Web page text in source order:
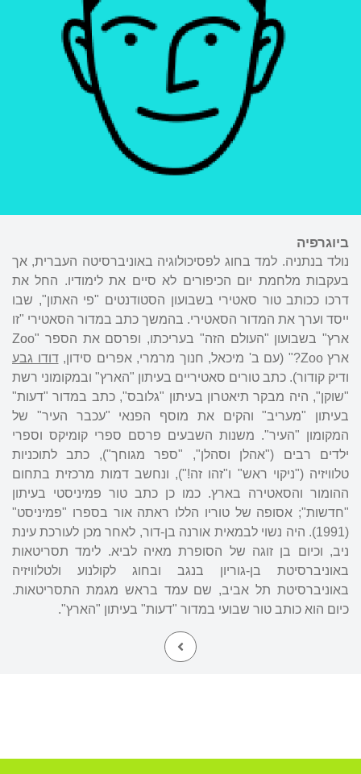
ביוגרפיה
נולד בנתניה. למד בחוג לפסיכולוגיה באוניברסיטה העברית, אך
בעקבות מלחמת יום הכיפורים לא סיים את לימודיו. החל את
דרכו ככותב טור סאטירי בשבועון הסטודנטים "פי האתון", שבו
ייסד וערך את המדור הסאטירי. בהמשך כתב במדור הסאטירי "זו
ארץ" בשבועון "העולם הזה" בעריכתו, ופרסם את הספר "Zoo
ארץ Zoo?" (עם ב' מיכאל, חנוך מרמרי, אפרים סידון,
דודו גבע
ודיק קודור). כתב טורים סאטיריים בעיתון "הארץ" ובמקומוני רשת
"שוקן", היה מבקר תיאטרון בעיתון "גלובס", כתב במדור "דעות"
בעיתון "מעריב" והקים את מוסף הפנאי "עכבר העיר" של
המקומון "העיר". משנות השבעים פרסם ספרי קומיקס וספרי
ילדים רבים ("אהלן וסהלן", "ספר מגוחך"), כתב לתוכניות
טלוויזיה ("ניקוי ראש" ו"זהו זה!"), ונחשב דמות מרכזית בתחום
ההומור והסאטירה בארץ. כמו כן כתב טור פמיניסטי בעיתון
"חדשות"; אסופה של טוריו הללו ראתה אור בספרו "פמיניסט"
(1991). היה נשוי לבמאית אורנה בן-דור, לאחר מכן לעורכת עינת
ניב, וכיום בן זוגה של הסופרת מאיה לביא. לימד תסריטאות
באוניברסיטת בן-גוריון בנגב ובחוג לקולנוע ולטלוויזיה
באוניברסיטת תל אביב, שם עמד בראש מגמת התסריטאות.
כיום הוא כותב טור שבועי במדור "דעות" בעיתון "הארץ".